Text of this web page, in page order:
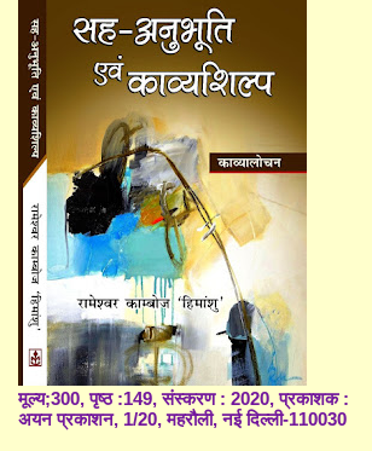
मूल्य;300, पृष्ठ :149, संस्करण : 2020, प्रकाशक :
अयन प्रकाशन, 1/20, महरौली, नई दिल्ली-110030